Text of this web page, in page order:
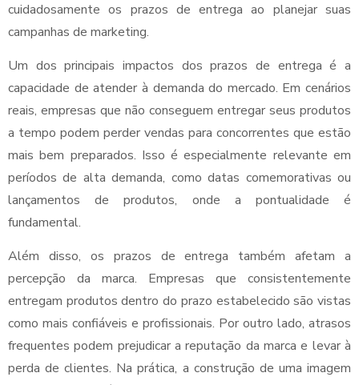
cuidadosamente os prazos de entrega ao planejar suas
campanhas de marketing.
Um dos principais impactos dos prazos de entrega é a
capacidade de atender à demanda do mercado. Em cenários
reais, empresas que não conseguem entregar seus produtos
a tempo podem perder vendas para concorrentes que estão
mais bem preparados. Isso é especialmente relevante em
períodos de alta demanda, como datas comemorativas ou
lançamentos de produtos, onde a pontualidade é
fundamental.
Além disso, os prazos de entrega também afetam a
percepção da marca. Empresas que consistentemente
entregam produtos dentro do prazo estabelecido são vistas
como mais confiáveis e profissionais. Por outro lado, atrasos
frequentes podem prejudicar a reputação da marca e levar à
perda de clientes. Na prática, a construção de uma imagem